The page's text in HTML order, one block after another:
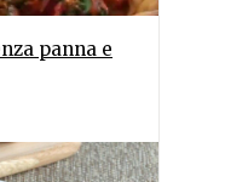
panna e